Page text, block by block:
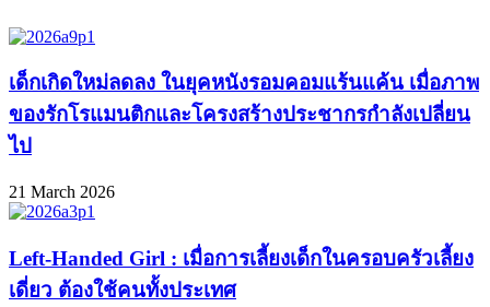
เด็กเกิดใหม่ลดลง ในยุคหนังรอมคอมแร้นแค้น เมื่อภาพ
ของรักโรแมนติกและโครงสร้างประชากรกำลังเปลี่ยน
ไป
21 March 2026
Left-Handed Girl : เมื่อการเลี้ยงเด็กในครอบครัวเลี้ยง
เดี่ยว ต้องใช้คนทั้งประเทศ